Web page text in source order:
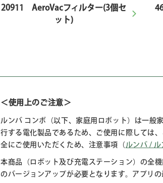
20911 AeroVacフィルター(3個セ
ット)
＜使用上のご注意＞
ルンバ コンボ（以下、家庭用ロボット）は一般
行する電化製品であるため、ご使用に際しては
全にご使用いただくため、注意事項（ ルンバ /
本商品（ロボット及び充電ステーション）の全
のバージョンアップが必要となります。アプリ